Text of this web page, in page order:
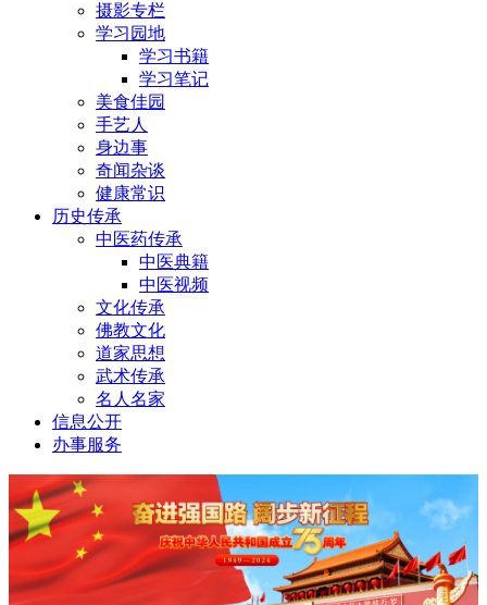
摄影专栏
学习园地
学习书籍
学习笔记
美食佳园
手艺人
身边事
奇闻杂谈
健康常识
历史传承
中医药传承
中医典籍
中医视频
文化传承
佛教文化
道家思想
武术传承
名人名家
信息公开
办事服务